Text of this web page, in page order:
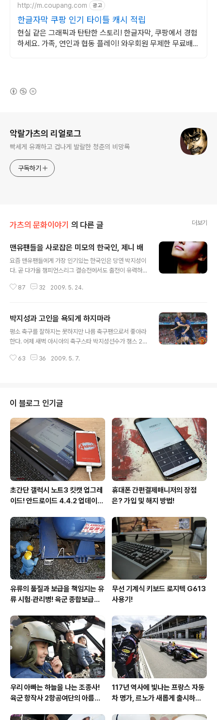
http://m.coupang.com 광고
한글자막 쿠팡 인기 타이틀 캐시 적립
현실 같은 그래픽과 탄탄한 스토리! 한글자막, 쿠팡에서 경험
하세요. 가족, 연인과 협동 플레이! 와우회원 무제한 무료배송
악랄가츠의 리얼로그
빡세게 유쾌하고 겁나게 발랄한 청춘의 비망록
구독하기
가츠의 문화이야기 의 다른 글 더보기
맨유팬들을 사로잡은 미모의 한국인, 제니 배
요즘 맨유팬들에게 가장 인기있는 한국인은 당연 박지성이
다. 곧 다가올 챔피언스리그 결승전에서도 출전이 유력하
있는 한국인 한 명 더있다. 축구선수가 아닌 미모의 바이올
건너가 줄리어드음대에서 공부를 하였다. 이미 무릎팍도사
에 출연하여 보다 친숙한 바이올리니스트 장영주의 음악스
승인 도로시 딜레이교수의 제자이기도 하다. 그녀는 한국
트이다. 이탈리아가 자랑하는 세계적인 테너 루치아노 파
87 32 2009. 5. 24.
박지성과 고인을 욕되게 하지마라
평소 축구를 잘하지는 못하지만 나름 축구팬으로서 좋아라
한다. 어제 새벽 아시아의 축구스타 박지성선수가 챔스 2
아 팬들에 기쁨과 감동을 선사해주었다. 어제 하루 스포츠
기가 새벽에 치러졌고, 바르샤가 맨유의 결승 상대로 올라
왔다. 그러나 편파판정 시비로 관련기사가 봇물처럼 올라
왔다. 관련 기사를 읽던 중에 충격적인 기사 제목이 내 눈에
보였다. 박지성 선수의 득점으로 인해 아스날팬이 자살했
다는 제목이었다. 처음 제목을 봤을때는 자살한 팬이 얼마
나 축구를 사랑하고 좋아했으면, 자살까지 ..
63 36 2009. 5. 7.
이 블로그 인기글
초간단 갤럭시 노트3 킷캣 업그레
이드! 안드로이드 4.4.2 업데이트
휴대폰 간편결제매니저의 장점
은? 가입 및 해지 방법!
유류의 품질과 보급을 책임지는 유
류 시험·관리병! 육군 종합보급창
무선 기계식 키보드 로지텍 G613
사용기!
우리 아빠는 하늘을 나는 조종사!
육군 항작사 2항공여단의 아름다
117년 역사에 빛나는 프랑스 자동
차 명가, 르노가 새롭게 출시하는